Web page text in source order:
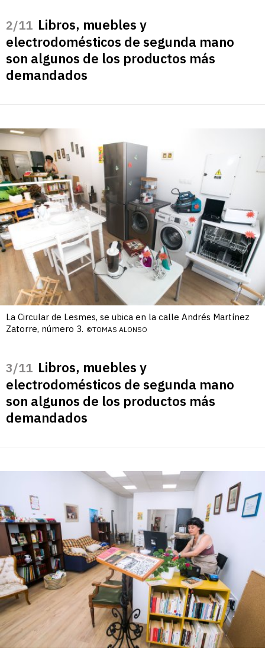
/11 Libros, muebles y
electrodomésticos de segunda mano
son algunos de los productos más
demandados
La Circular de Lesmes, se ubica en la calle Andrés Martínez
Zatorre, número 3. ©TOMAS ALONSO
/11 Libros, muebles y
electrodomésticos de segunda mano
son algunos de los productos más
demandados